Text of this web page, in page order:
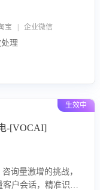
| 企业微信
理
生效中
-[VOCAI]
询量激增的挑战，
户会话，精准识别